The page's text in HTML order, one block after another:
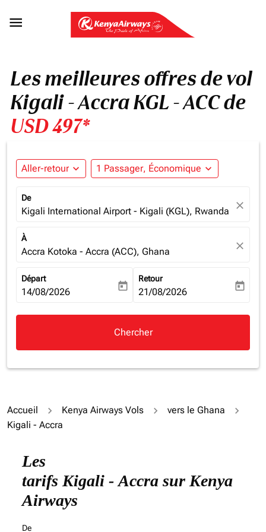

Les meilleures offres de vol
Kigali - Accra KGL - ACC de
USD 497*
Aller-retour expand_more 1 Passager, Économique expand_more
De
Kigali International Airport - Kigali (KGL), Rwanda close
À
Accra Kotoka - Accra (ACC), Ghana close
Départ
fc-booking-departure-date-aria-label
14/08/2026 today
Retour
fc-booking-return-date-aria-
21/08/2026 today
Chercher
Accueil Kenya Airways Vols
vers le Ghana
Kigali - Accra
Les
tarifs Kigali - Accra sur Kenya
Airways
De